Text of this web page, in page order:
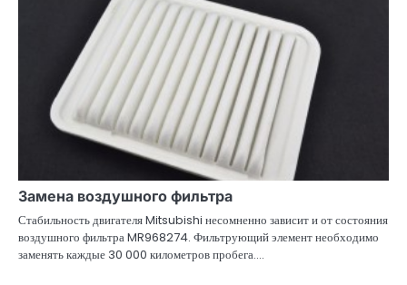
Замена воздушного фильтра
Стабильность двигателя Mitsubishi несомненно зависит и от состояния
воздушного фильтра MR968274. Фильтрующий элемент необходимо
заменять каждые 30 000 километров пробега.…